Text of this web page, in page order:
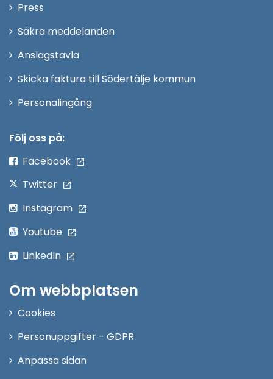
Press
fönster
Säkra meddelanden
Anslagstavla
Skicka faktura till Södertälje kommun
PersonalingångÖppna
Följ oss på:
Facebook
Twitter
Instagram
Youtube
LinkedIn
Om webbplatsen
Cookies
Personuppgifter - GDPR
Anpassa sidan